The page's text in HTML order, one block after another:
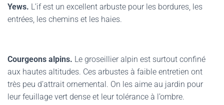
Yews. L’if est un excellent arbuste pour les bordures, les
entrées, les chemins et les haies.
Courgeons alpins. Le groseillier alpin est surtout confiné
aux hautes altitudes. Ces arbustes à faible entretien ont
très peu d’attrait ornemental. On les aime au jardin pour
leur feuillage vert dense et leur tolérance à l’ombre.